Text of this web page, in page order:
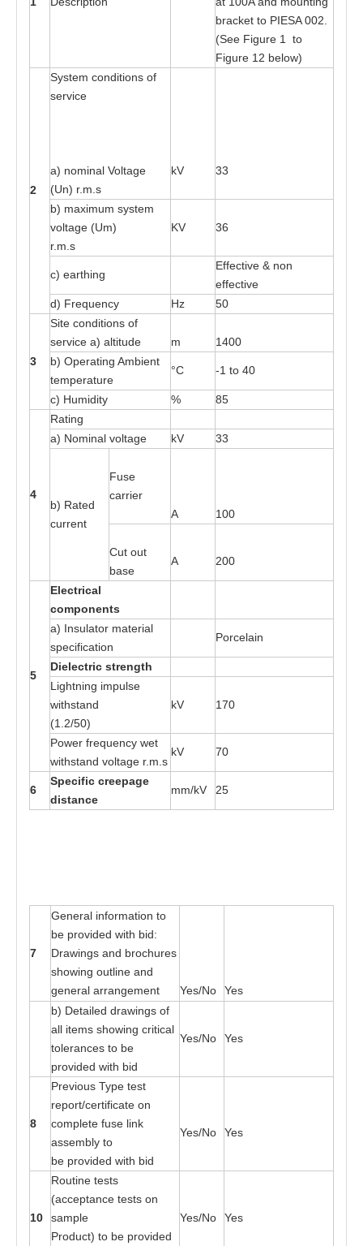
bracket to PIESA 002
(See Figure 1 to
Figure 12 below)
2
System conditions of
service
a) nominal Voltage
(Un) r. m .s
kV 33
b) maximum system
voltage (Um)
r. m s
KV 36
c) earthing
Effective & non
effective
d) Frequency Hz 50
3
Site conditions of
service a) altitude m 1400
b) Operating Ambient
temperature
°C -1 to 40
c) Humidity % 85
4
Rating
a) Nominal voltage kV 33
b) Rated
current
Fuse
carrier
A
100
Cut out
base
A 200
5
Electrical
components
a) Insulator material
specification
Porcelain
Dielectric strength
L ightning impulse
withstand
(1.2/50)
kV 170
Power frequency wet
withstand voltage r. m .s
kV 70
6
Specific creepage
distance
mm/kV 25
7
General information to
be provided with bid:
Drawings and brochures
showing outline and
general arrangement Yes/No
Yes
b) Detailed drawings of
all items showing critical
tolerances to be
provided with bid
Yes/No Yes
8
Previous Type test
report/certificate on
complete fuse link
assembly to
be provided with bid
Yes/No Yes
10
Routine tests
(acceptance tests on
sample
Product) to be provided
Yes/No Yes